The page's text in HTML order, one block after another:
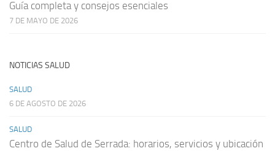
Guía completa y consejos esenciales
7 DE MAYO DE 2026
NOTICIAS SALUD
SALUD
6 DE AGOSTO DE 2026
SALUD
Centro de Salud de Serrada: horarios, servicios y ubicación